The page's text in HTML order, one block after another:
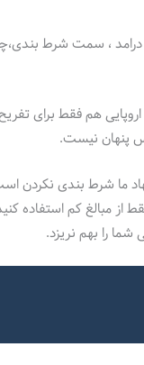
، سمت شرط
هم فقط برای
پنهان نیست.
ما شرط بندی نکردن
از مبالغ کم استفاده
را بهم نریزد.